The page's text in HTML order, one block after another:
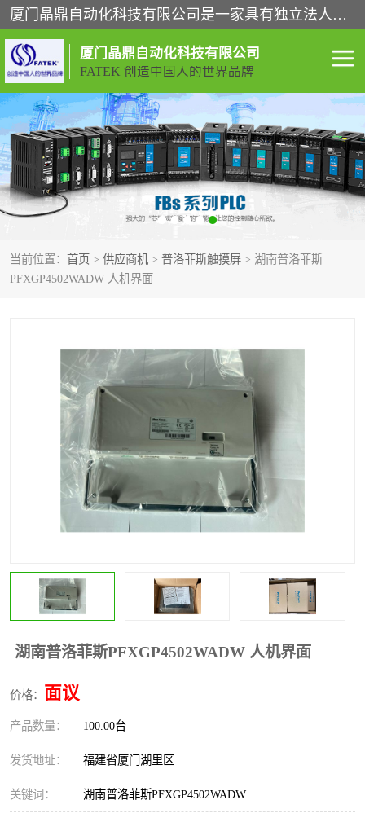
厦门晶鼎自动化科技有限公司是一家具有独立法人资格的高新技术企业；代理销售的产品有台湾威纶触摸屏，魏德米勒全系列，永宏触摸屏,威纶触摸屏,台湾威纶weinview触摸屏,台湾永宏PLC，FATEK,永宏伺服,图儿克总线，施耐德，欧姆龙，西门子，富士变频，K&N蓝系列， BUSSMANN，松下变频器，丹佛斯变频器等。
厦门晶鼎自动化科技有限公司
FATEK 创造中国人的世界品牌
当前位置： 首页 > 供应商机 > 普洛菲斯触摸屏 > 湖南普洛菲斯
PFXGP4502WADW 人机界面
湖南普洛菲斯PFXGP4502WADW 人机界面
价格： 面议
产品数量： 100.00台
发货地址： 福建省厦门湖里区
关键词： 湖南普洛菲斯PFXGP4502WADW
闽台永宏PLC WEINVIEW闽台威纶触摸
屏
正弦变频器正弦伺服 魏德米勒接线端子
ABB电流开关 魏德米勒电源
丹佛斯变频器 MOXA通讯模块
其他
安士能开关
克罗地亚 普洛菲斯触摸屏
魏德米勒继电器 施迈赛限位开关